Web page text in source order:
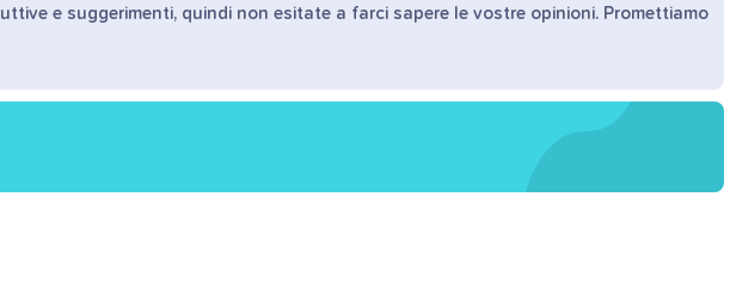
e suggerimenti, quindi non esitate a farci sapere le vostre opinioni. Promettiamo